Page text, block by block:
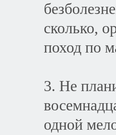
сколько,
поход по
3. Не
одной